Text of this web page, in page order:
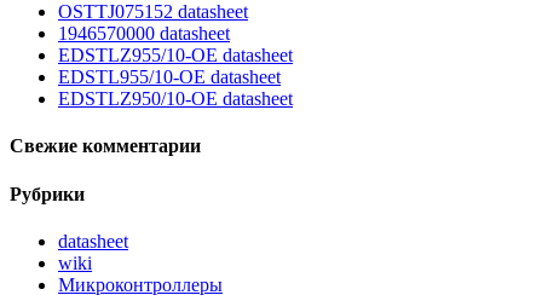
OSTTJ075152 datasheet
1946570000 datasheet
EDSTLZ955/10-OE datasheet
EDSTL955/10-OE datasheet
EDSTLZ950/10-OE datasheet
Свежие комментарии
Рубрики
datasheet
wiki
Микроконтроллеры